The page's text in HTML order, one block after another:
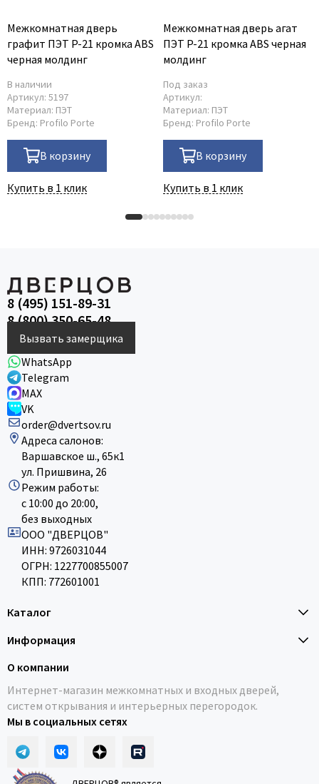
Межкомнатная дверь
графит ПЭТ P-21 кромка ABS
черная молдинг
В наличии
Артикул: 5197
Материал: ПЭТ
Бренд: Profilo Porte
В корзину
Купить в 1 клик
Межкомнатная дверь агат
ПЭТ P-21 кромка ABS черная
молдинг
Под заказ
Артикул:
Материал: ПЭТ
Бренд: Profilo Porte
В корзину
Купить в 1 клик
8 (495) 151-89-31
8 (800) 350-65-48
Вызвать замерщика
WhatsApp
Telegram
MAX
VK
order@dvertsov.ru
Адреса салонов:
Варшавское ш., 65к1
ул. Пришвина, 26
Режим работы:
с 10:00 до 20:00,
без выходных
ООО "ДВЕРЦОВ"
ИНН: 9726031044
ОГРН: 1227700855007
КПП: 772601001
Каталог
Информация
О компании
Интернет-магазин межкомнатных и входных дверей,
систем открывания и интерьерных перегородок.
Мы в социальных сетях